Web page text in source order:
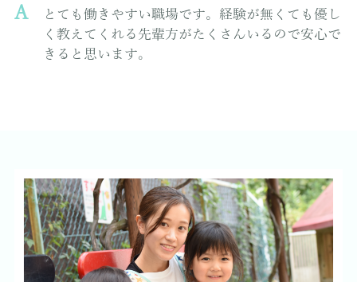
とても働きやすい職場です。経験が無くても優し
く教えてくれる先輩方がたくさんいるので安心で
きると思います。